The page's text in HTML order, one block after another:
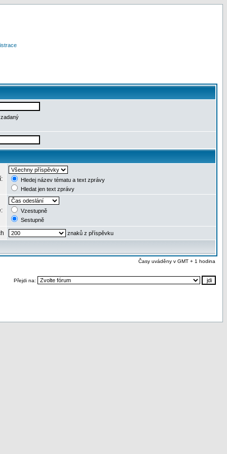
Hledej název tématu a text zprávy
Hledat jen text zprávy
Vzestupně
Sestupně
znaků z příspěvku
Časy uváděny v GMT + 1 hodina
Přejdi na: